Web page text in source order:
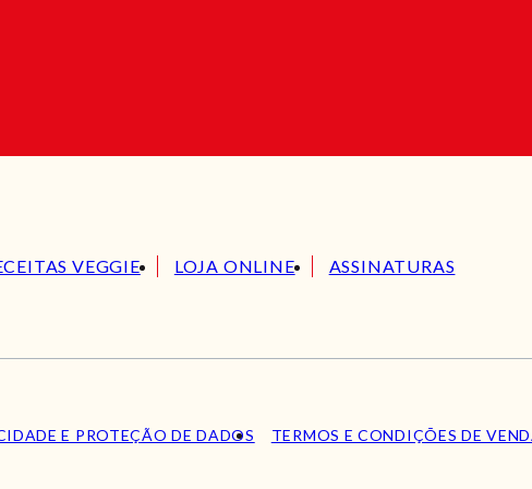
VEGGIE LOJA ONLINE ASSINATURAS
E PROTEÇÃO DE DADOS TERMOS E CONDIÇÕES DE